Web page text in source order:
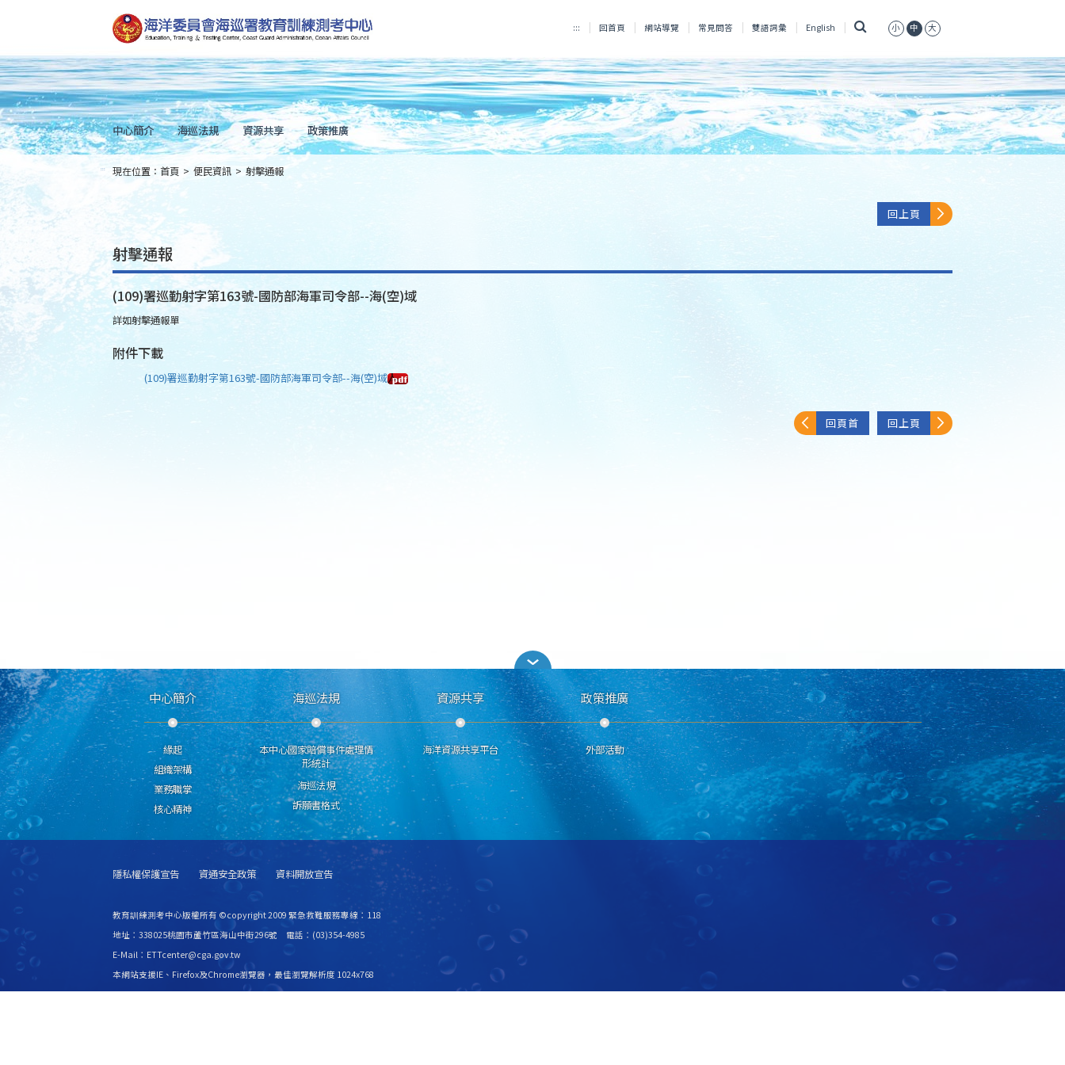
到
主
要
內
容
Skip
to
main
content
::: 回首頁 網站導覽 常見問答 雙語詞彙 English 小 中 大
中心簡介 海巡法規 資源共享 政策推廣
::: 現在位置： 首頁 > 便民資訊 > 射擊通報
回上頁
射擊通報
(109)署巡勤射字第163號-國防部海軍司令部--海(空)域
詳如射擊通報單
附件下載
(109)署巡勤射字第163號-國防部海軍司令部--海(空)域
回頁首 回上頁
中心簡介
緣起
組織架構
業務職掌
核心精神
海巡法規
本中心國家賠償事件處理情
形統計
海巡法規
訴願書格式
資源共享
海洋資源共享平台
政策推廣
外部活動
隱私權保護宣告 資通安全政策 資料開放宣告
教育訓練測考中心版權所有 ©copyright 2009 緊急救難服務專線：118
地址：338025桃園市蘆竹區海山中街296號 電話：(03)354-4985
E-Mail：ETTcenter@cga.gov.tw
本網站支援IE、Firefox及Chrome瀏覽器，最佳瀏覽解析度 1024x768
更新日期115年08月07日 瀏覽人次2529392